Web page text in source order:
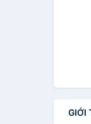
GIỚI